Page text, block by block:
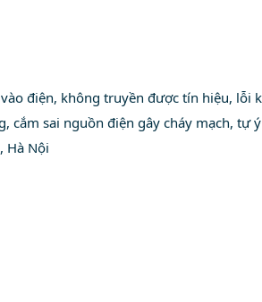
điện, không truyền được tín hiệu, lỗi
sai nguồn điện gây cháy mạch, tự
Hà Nội